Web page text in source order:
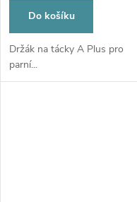
Do košíku
Držák na tácky A Plus pro
parní...